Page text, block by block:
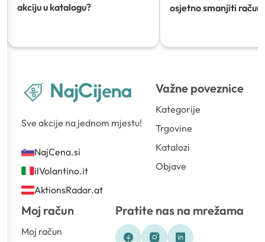
akciju u katalogu?
osjetno smanjiti račun)
Sve akcije na jednom mjestu!
NajCena.si
ilVolantino.it
AktionsRadar.at
Važne poveznice
Kategorije
Trgovine
Katalozi
Objave
Moj račun
Moj račun
Pratite nas na mrežama